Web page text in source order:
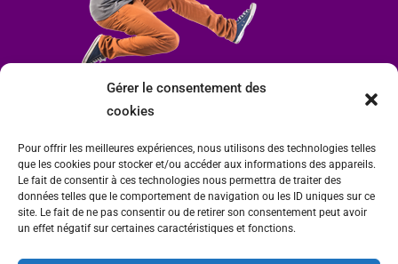
Gérer le consentement des
cookies
Pour offrir les meilleures expériences, nous utilisons des technologies telles
que les cookies pour stocker et/ou accéder aux informations des appareils.
Le fait de consentir à ces technologies nous permettra de traiter des
données telles que le comportement de navigation ou les ID uniques sur ce
site. Le fait de ne pas consentir ou de retirer son consentement peut avoir
un effet négatif sur certaines caractéristiques et fonctions.